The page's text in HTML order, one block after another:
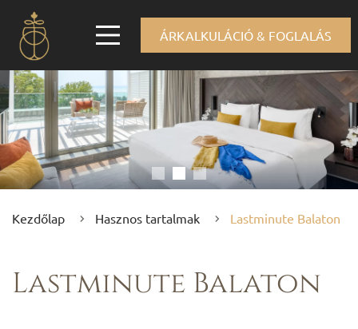
ÁRKALKULÁCIÓ & FOGLALÁS
Kezdőlap Hasznos tartalmak Lastminute Balaton
Lastminute Balaton